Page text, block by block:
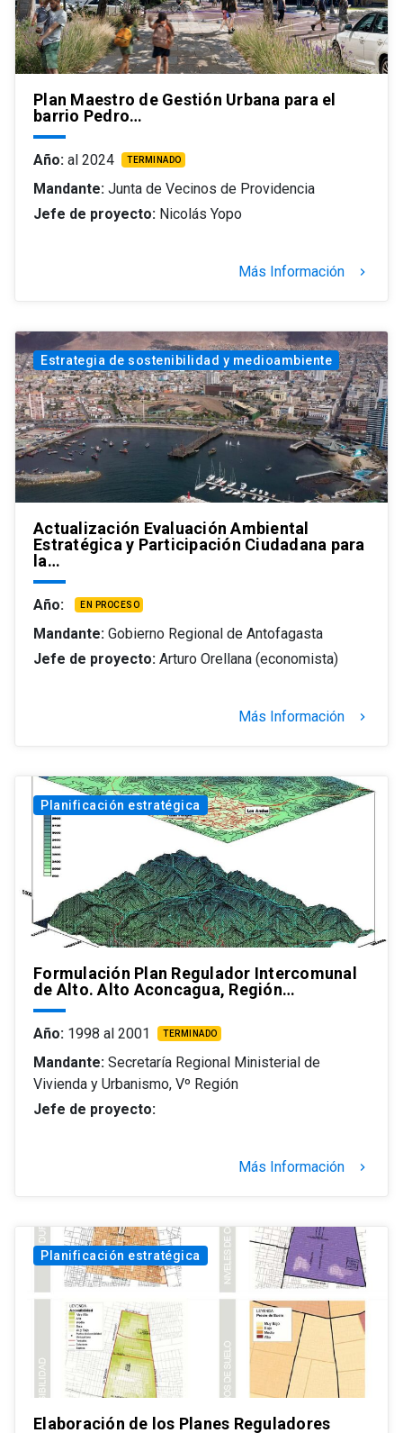
Plan Maestro de Gestión Urbana para el
barrio Pedro…
Año: al 2024 TERMINADO
Mandante: Junta de Vecinos de Providencia
Jefe de proyecto: Nicolás Yopo
Más Información keyboard_arrow_right
Estrategia de sostenibilidad y medioambiente
Actualización Evaluación Ambiental
Estratégica y Participación Ciudadana para
la…
Año: EN PROCESO
Mandante: Gobierno Regional de Antofagasta
Jefe de proyecto: Arturo Orellana (economista)
Más Información keyboard_arrow_right
Planificación estratégica
Formulación Plan Regulador Intercomunal
de Alto. Alto Aconcagua, Región…
Año: 1998 al 2001 TERMINADO
Mandante: Secretaría Regional Ministerial de
Vivienda y Urbanismo, Vº Región
Jefe de proyecto:
Más Información keyboard_arrow_right
Planificación estratégica
Elaboración de los Planes Reguladores